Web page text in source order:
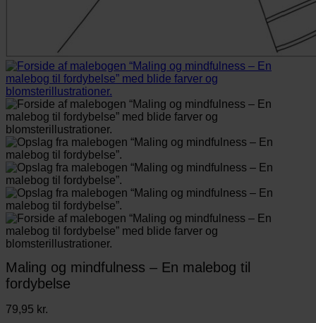
Maling og mindfulness – En malebog til
fordybelse
79,95 kr.